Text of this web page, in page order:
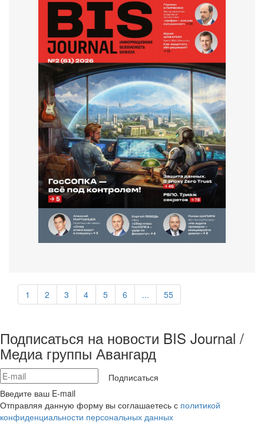
1 2 3 4 5 6 ... 55
Подписаться на новости BIS Journal /
Медиа группы Авангард
Подписаться
Введите ваш E-mail
Отправляя данную форму вы соглашаетесь с политикой
конфиденциальности персональных данных